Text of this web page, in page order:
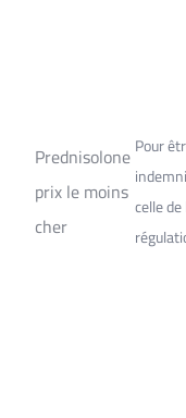
Prednisolone
prix le moins
cher
Pour
celle